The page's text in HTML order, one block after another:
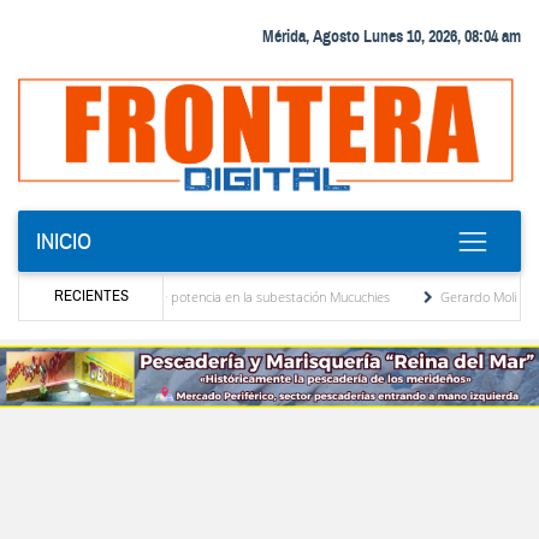
Mérida, Agosto Lunes 10, 2026, 08:04 am
INICIO
RECIENTES
transformador de potencia en la subestación Mucuchies
Gerardo Molina: “El